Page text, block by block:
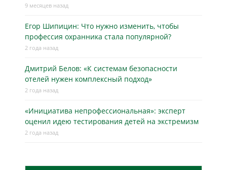
9 месяцев назад
Егор Шипицин: Что нужно изменить, чтобы
профессия охранника стала популярной?
2 года назад
Дмитрий Белов: «К системам безопасности
отелей нужен комплексный подход»
2 года назад
«Инициатива непрофессиональная»: эксперт
оценил идею тестирования детей на экстремизм
2 года назад